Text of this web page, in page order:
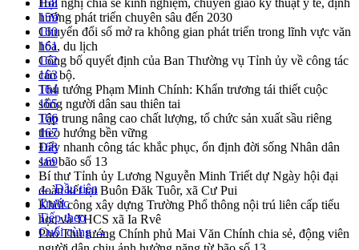
Hội nghị chia sẻ kinh nghiệm, chuyển giao kỹ thuật y tế, định
hướng phát triển chuyên sâu đến 2030
Chuyển đổi số mở ra không gian phát triển trong lĩnh vực văn
hóa, du lịch
Công bố quyết định của Ban Thường vụ Tỉnh ủy về công tác
cán bộ.
Thủ tướng Phạm Minh Chính: Khẩn trương tái thiết cuộc
sống người dân sau thiên tai
Tập trung nâng cao chất lượng, tổ chức sản xuất sầu riêng
theo hướng bền vững
Đẩy nhanh công tác khắc phục, ổn định đời sống Nhân dân
sau bão số 13
Bí thư Tỉnh ủy Lương Nguyễn Minh Triết dự Ngày hội đại
đoàn kết tại Buôn Đăk Tuôr, xã Cư Pui
Khởi công xây dựng Trường Phổ thông nội trú liên cấp tiểu
học và THCS xã Ia Rvê
Phó Thủ tướng Chính phủ Mai Văn Chính chia sẻ, động viên
158
159
160
161
162
163
164
165
166
167
168
169
← Đầu tiên
Trước
Tiếp theo
Cuối cùng →